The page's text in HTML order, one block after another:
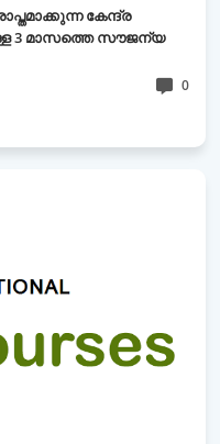
കേന്ദ്ര
3 മാസത്തെ സൗജന്യ
0